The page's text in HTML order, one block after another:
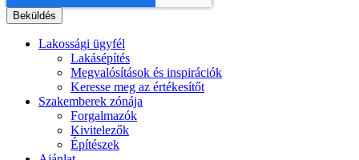
Lakossági ügyfél
Lakásépítés
Megvalósítások és inspirációk
Keresse meg az értékesítőt
Szakemberek zónája
Forgalmazók
Kivitelezők
Építészek